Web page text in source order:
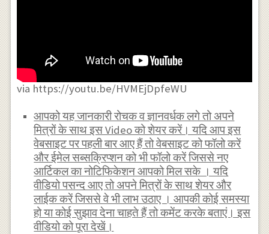
via https://youtu.be/HVMEjDpfeWU
आपको यह जानकारी रोचक व ज्ञानवर्धक लगे तो अपने
मित्रों के साथ इस Video को शेयर करें। यदि आप इस
वेबसाइट पर पहली बार आए हैं तो वेबसाइट को फॉलो करें
और ईमेल सब्सक्रिप्शन को भी फॉलो करें जिससे नए
आर्टिकल का नोटिफिकेशन आपको मिल सके । यदि
वीडियो पसन्द आए तो अपने मित्रों के साथ शेयर और
लाईक करें जिससे वे भी लाभ उठाए । आपकी कोई समस्या
हो या कोई सुझाव देना चाहते हैं तो कमेंट करके बताएं। इस
वीडियो को पूरा देखें।